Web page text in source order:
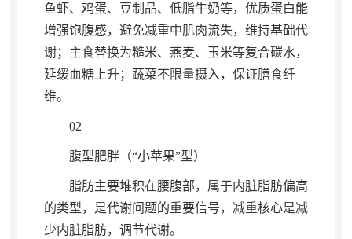
鱼虾、鸡蛋、豆制品、低脂牛奶等， 优质蛋白能
增强饱腹感，避免减重中肌肉流失， 维持基础代
谢；主食替换为糙米、燕麦、玉米等复合碳水，
延缓血糖上升；蔬菜不限量摄入 ， 保证膳食纤
维。
02
腹型肥胖（“小苹果”型）
脂肪主要堆积在腰腹部， 属于内脏脂肪偏高
的类型，是代谢问题的重要信号， 减重核心是减
少内脏脂肪，调节代谢。